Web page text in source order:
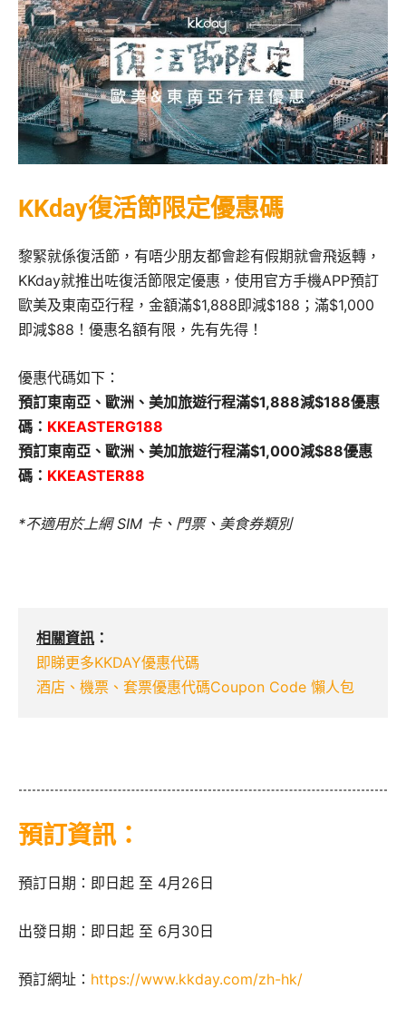
KKday復活節限定優惠碼
黎緊就係復活節，有唔少朋友都會趁有假期就會飛返轉，
KKday就推出咗復活節限定優惠，使用官方手機APP預訂
歐美及東南亞行程，金額滿$1,888即減$188；滿$1,000
即減$88！優惠名額有限，先有先得！
優惠代碼如下：
預訂東南亞、歐洲、美加旅遊行程滿$1,888減$188優惠
碼： KKEASTERG188
預訂東南亞、歐洲、美加旅遊行程滿$1,000減$88優惠
碼： KKEASTER88
*不適用於上網 SIM 卡、門票、美食券類別
相關資訊 ：
即睇更多KKDAY優惠代碼
酒店、機票、套票優惠代碼Coupon Code 懶人包
預訂資訊：
預訂日期：即日起 至 4月26日
出發日期：即日起 至 6月30日
預訂網址： https://www.kkday.com/zh-hk/